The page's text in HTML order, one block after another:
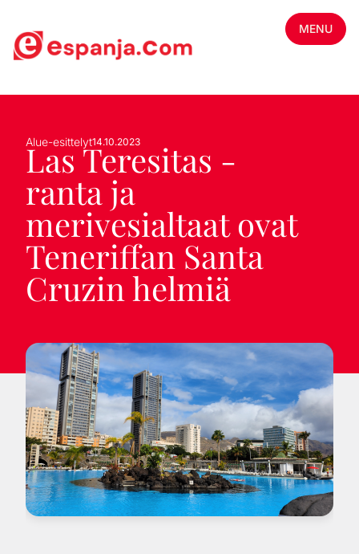
MENU
Alue-esittelyt14.10.2023
Las Teresitas -
ranta ja
merivesialtaat ovat
Teneriffan Santa
Cruzin helmiä